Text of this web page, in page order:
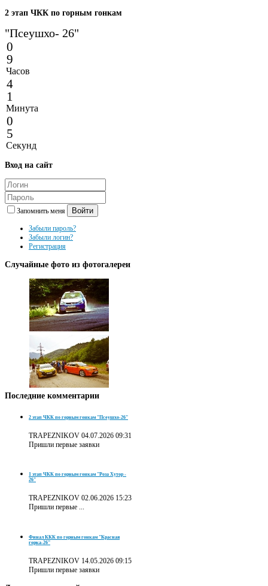
2 этап ЧКК по горным гонкам
"Псеушхо- 26"
0
9
Часов
4
1
Минута
0
5
Секунд
Вход на сайт
Запомнить меня Войти
Забыли пароль?
Забыли логин?
Регистрация
Случайные фото из фотогалереи
Последние комментарии
2 этап ЧКК по горным гонкам "Псеушхо-26"
TRAPEZNIKOV 04.07.2026 09:31
Пришли первые заявки
1 этап ЧКК по горным гонкам "Роза Хутор -
26"
TRAPEZNIKOV 02.06.2026 15:23
Пришли первые ...
Финал ККК по горным гонкам "Красная
горка-26"
TRAPEZNIKOV 14.05.2026 09:15
Пришли первые заявки